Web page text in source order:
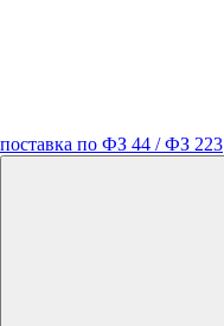
поставка по ФЗ 44 / ФЗ 223